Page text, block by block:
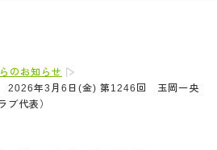
のお知らせ
2026年3月6日(金) 第1246回 玉岡一央
ブ代表）